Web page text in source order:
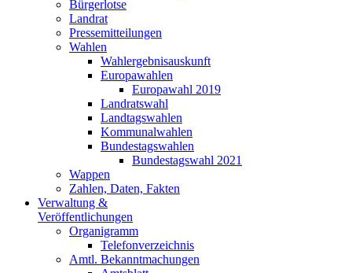
Bürgerlotse
Landrat
Pressemitteilungen
Wahlen
Wahlergebnisauskunft
Europawahlen
Europawahl 2019
Landratswahl
Landtagswahlen
Kommunalwahlen
Bundestagswahlen
Bundestagswahl 2021
Wappen
Zahlen, Daten, Fakten
Verwaltung &
Veröffentlichungen
Organigramm
Telefonverzeichnis
Amtl. Bekanntmachungen